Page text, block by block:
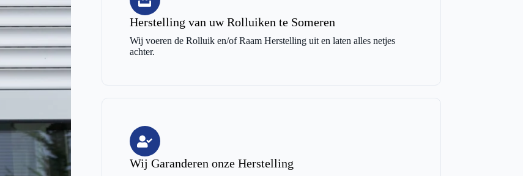
Herstelling van uw Rolluiken te Someren
Wij voeren de Rolluik en/of Raam Herstelling uit en laten alles netjes
achter.
Wij Garanderen onze Herstelling